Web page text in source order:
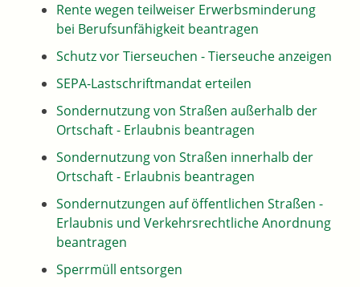
Rente wegen teilweiser Erwerbsminderung
bei Berufsunfähigkeit beantragen
Schutz vor Tierseuchen - Tierseuche anzeigen
SEPA-Lastschriftmandat erteilen
Sondernutzung von Straßen außerhalb der
Ortschaft - Erlaubnis beantragen
Sondernutzung von Straßen innerhalb der
Ortschaft - Erlaubnis beantragen
Sondernutzungen auf öffentlichen Straßen -
Erlaubnis und Verkehrsrechtliche Anordnung
beantragen
Sperrmüll entsorgen